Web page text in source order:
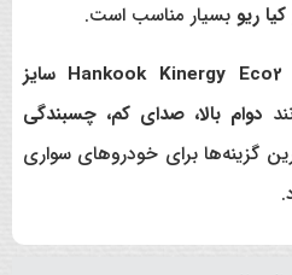
بسیار مناسب است.
Hankook Kinergy Eco2 K435 سایز
دوام بالا، صدای کم، چسبندگی
گزینه‌ها برای خودروهای سواری